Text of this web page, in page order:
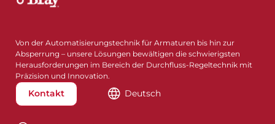
Von der Automatisierungstechnik für Armaturen bis hin zur
Absperrung – unsere Lösungen bewältigen die schwierigsten
Herausforderungen im Bereich der Durchfluss-Regeltechnik mit
Präzision und Innovation.
Kontakt Deutsch